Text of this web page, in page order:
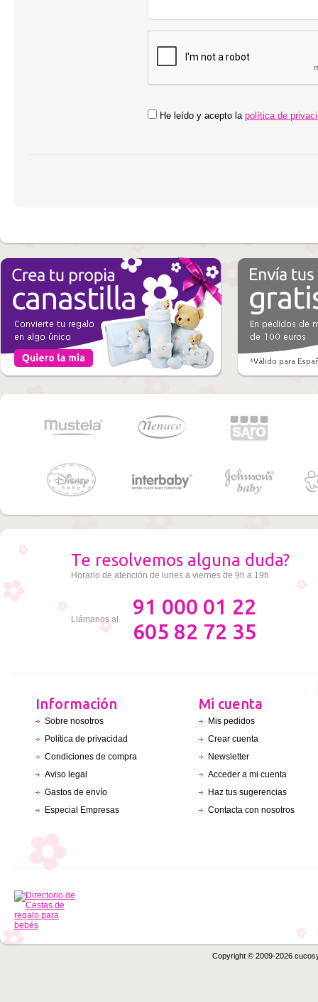
He leído y acepto la política de
Te resolvemos alguna duda?
Horario de atención de lunes a viernes de 9h a 19h
Llámanos al
91 000 01 22
605 82 72 35
Información
Sobre nosotros
Política de privacidad
Condiciones de compra
Aviso legal
Gastos de envío
Especial Empresas
Mi cuenta
Mis pedidos
Crear cuenta
Newsletter
Acceder a mi cuenta
Haz tus sugerencias
Contacta con nosotros
Copyright © 2009-2026